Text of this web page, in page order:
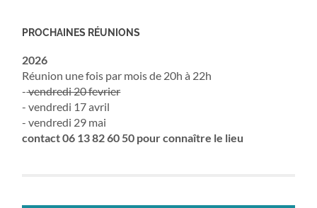
PROCHAINES RÉUNIONS
2026
Réunion une fois par mois de 20h à 22h
-vendredi 20 fevrier
- vendredi 17 avril
- vendredi 29 mai
contact 06 13 82 60 50 pour connaître le lieu